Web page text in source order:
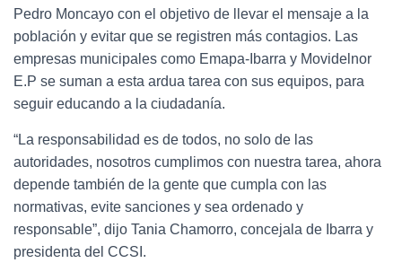
Pedro Moncayo con el objetivo de llevar el mensaje a la
población y evitar que se registren más contagios. Las
empresas municipales como Emapa-Ibarra y Movidelnor
E.P se suman a esta ardua tarea con sus equipos, para
seguir educando a la ciudadanía.
“La responsabilidad es de todos, no solo de las
autoridades, nosotros cumplimos con nuestra tarea, ahora
depende también de la gente que cumpla con las
normativas, evite sanciones y sea ordenado y
responsable”, dijo Tania Chamorro, concejala de Ibarra y
presidenta del CCSI.